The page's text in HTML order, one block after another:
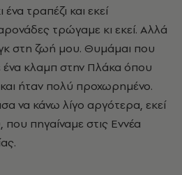
τραπέζι και εκεί
τρώγαμε κι εκεί. Αλλά
στη ζωή μου. Θυμάμαι που
ένα κλαμπ στην Πλάκα όπου
ήταν πολύ προχωρημένο.
να κάνω λίγο αργότερα, εκεί
πηγαίναμε στις Εννέα